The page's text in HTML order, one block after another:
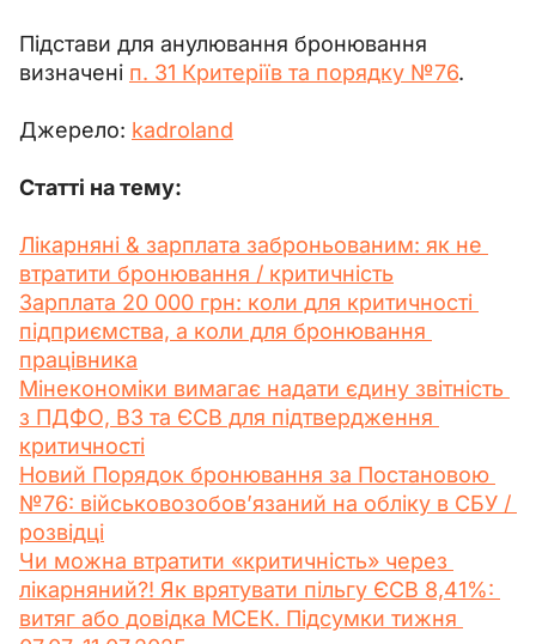
Підстави для анулювання бронювання
визначені п. 31 Критеріїв та порядку №76.
Джерело: kadroland
Статті на тему:
Лікарняні & зарплата заброньованим: як не
втратити бронювання / критичність
Зарплата 20 000 грн: коли для критичності
підприємства, а коли для бронювання
працівника
Мінекономіки вимагає надати єдину звітність
з ПДФО, ВЗ та ЄСВ для підтвердження
критичності
Новий Порядок бронювання за Постановою
№76: військовозобов’язаний на обліку в СБУ /
розвідці
Чи можна втратити «критичність» через
лікарняний?! Як врятувати пільгу ЄСВ 8,41%:
витяг або довідка МСЕК. Підсумки тижня